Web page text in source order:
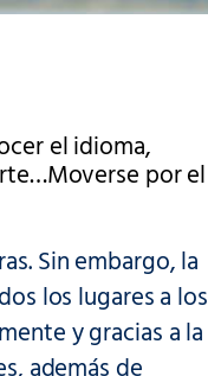
el idioma,
por el
Sin embargo, la
los lugares a los
y gracias a la